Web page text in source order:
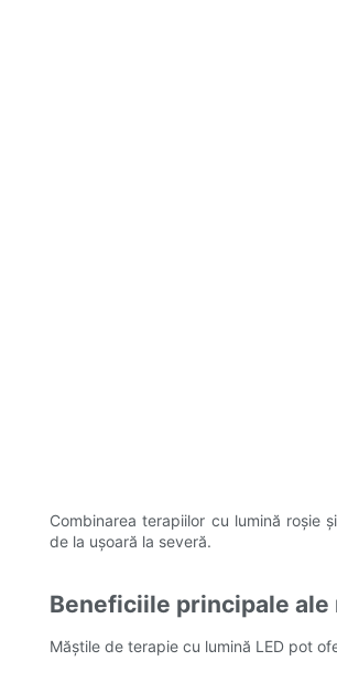
Combinarea terapiilor cu lumină roșie
de la ușoară la severă.
Beneficiile principale ale
Măștile de terapie cu lumină LED pot